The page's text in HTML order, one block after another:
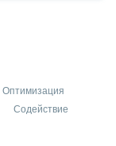
Оптимизация
Содействие